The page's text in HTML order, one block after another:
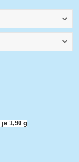
1,90 g